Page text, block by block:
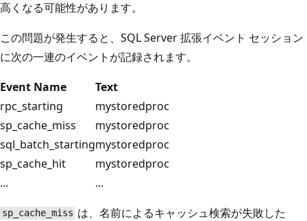
高くなる可能性があります。
この問題が発生すると、SQL Server 拡張イベント セッション
に次の一連のイベントが記録されます。
Event Name
Text
rpc_starting
mystoredproc
sp_cache_miss
mystoredproc
sql_batch_startingmystoredproc
sp_cache_hit
mystoredproc
...
...
sp_cache_miss は、名前によるキャッシュ検索が失敗した